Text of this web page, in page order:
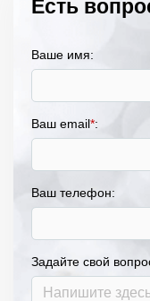
Есть
Ваше имя:
Ваш email*:
Ваш телефон:
Задайте свой